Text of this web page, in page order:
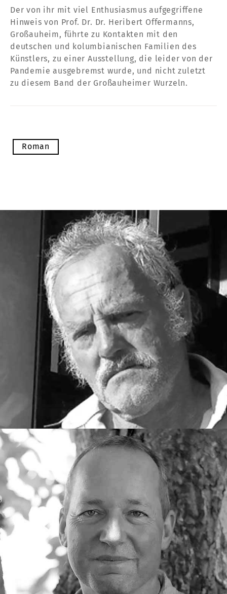
Der von ihr mit viel Enthusiasmus aufgegriffene
Hinweis von Prof. Dr. Dr. Heribert Offermanns,
Großauheim, führte zu Kontakten mit den
deutschen und kolumbianischen Familien des
Künstlers, zu einer Ausstellung, die leider von der
Pandemie ausgebremst wurde, und nicht zuletzt
zu diesem Band der Großauheimer Wurzeln.
Roman